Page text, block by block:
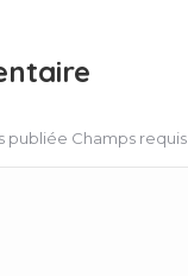
publiée Champs